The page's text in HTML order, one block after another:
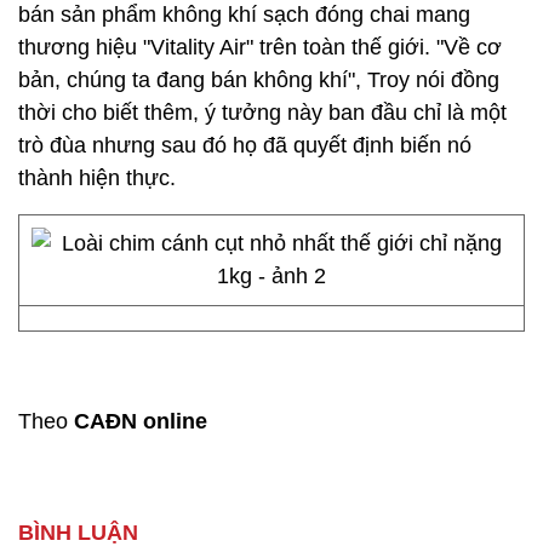
bán sản phẩm không khí sạch đóng chai mang
thương hiệu "Vitality Air" trên toàn thế giới. "Về cơ
bản, chúng ta đang bán không khí", Troy nói đồng
thời cho biết thêm, ý tưởng này ban đầu chỉ là một
trò đùa nhưng sau đó họ đã quyết định biến nó
thành hiện thực.
Theo CAĐN online